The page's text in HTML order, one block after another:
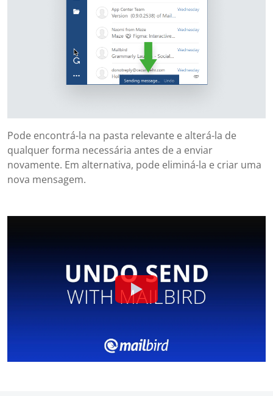
Pode encontrá-la na pasta relevante e alterá-la de
qualquer forma necessária antes de a enviar
novamente. Em alternativa, pode eliminá-la e criar uma
nova mensagem.